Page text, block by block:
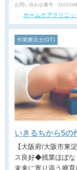
お問い合わせ番号 :
ホームケアクリニッ
作業療法士(OT)
いきるちから5の
【大阪府/大阪市東淀川区】 ◆PTOT複数名
ス良好◆残業ほぼ
未来に寄り添う療育